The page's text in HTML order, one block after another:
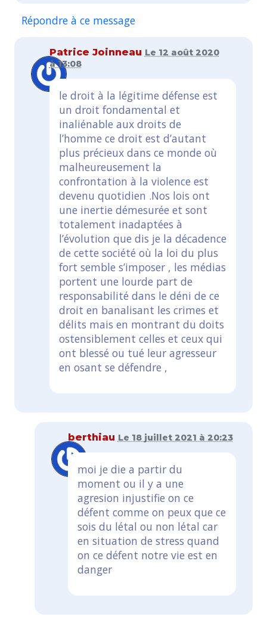
Répondre à ce message
Patrice Joinneau Le 12 août 2020
à 13:08
le droit à la légitime défense est
un droit fondamental et
inaliénable aux droits de
l’homme ce droit est d’autant
plus précieux dans ce monde où
malheureusement la
confrontation à la violence est
devenu quotidien .Nos lois ont
une inertie démesurée et sont
totalement inadaptées à
l’évolution que dis je la décadence
de cette société où la loi du plus
fort semble s’imposer , les médias
portent une lourde part de
responsabilité dans le déni de ce
droit en banalisant les crimes et
délits mais en montrant du doits
ostensiblement celles et ceux qui
ont blessé ou tué leur agresseur
en osant se défendre ,
berthiau Le 18 juillet 2021 à 20:23
moi je die a partir du
moment ou il y a une
agresion injustifie on ce
défent comme on peux que ce
sois du létal ou non létal car
en situation de stress quand
on ce défent notre vie est en
danger